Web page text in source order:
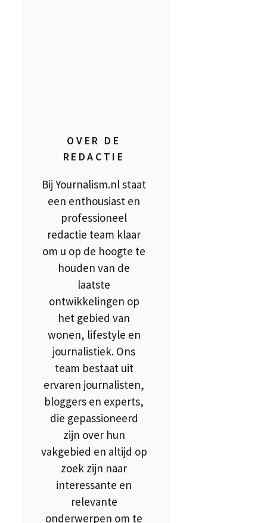
OVER DE
REDACTIE
Bij Yournalism.nl staat
een enthousiast en
professioneel
redactie team klaar
om u op de hoogte te
houden van de
laatste
ontwikkelingen op
het gebied van
wonen, lifestyle en
journalistiek. Ons
team bestaat uit
ervaren journalisten,
bloggers en experts,
die gepassioneerd
zijn over hun
vakgebied en altijd op
zoek zijn naar
interessante en
relevante
onderwerpen om te